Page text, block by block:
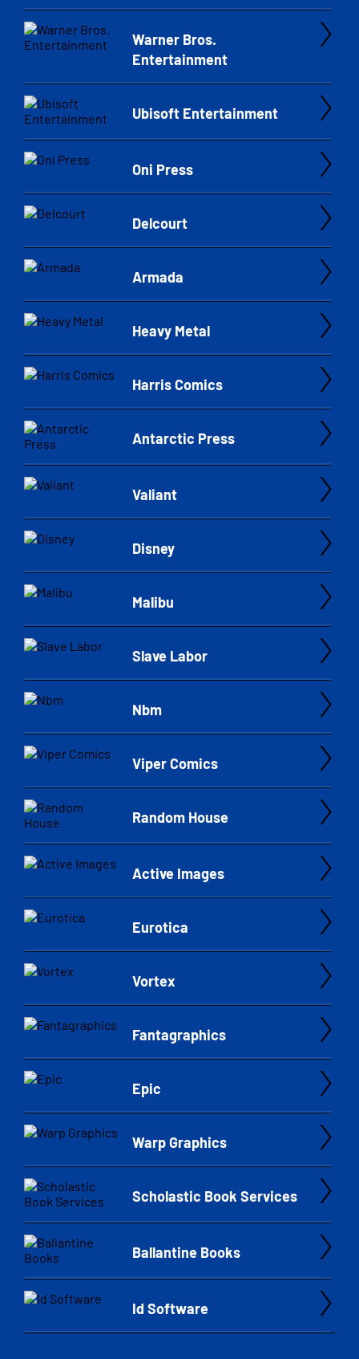
Warner Bros.
Entertainment
Ubisoft Entertainment
Oni Press
Delcourt
Armada
Heavy Metal
Harris Comics
Antarctic Press
Valiant
Disney
Malibu
Slave Labor
Nbm
Viper Comics
Random House
Active Images
Eurotica
Vortex
Fantagraphics
Epic
Warp Graphics
Scholastic Book Services
Ballantine Books
Id Software